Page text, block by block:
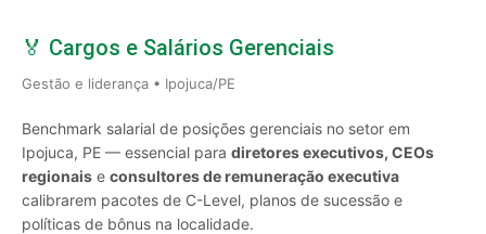
🏅 Cargos e Salários Gerenciais
Gestão e liderança • Ipojuca/PE
Benchmark salarial de posições gerenciais no setor em
Ipojuca, PE — essencial para diretores executivos, CEOs
regionais e consultores de remuneração executiva
calibrarem pacotes de C-Level, planos de sucessão e
políticas de bônus na localidade.